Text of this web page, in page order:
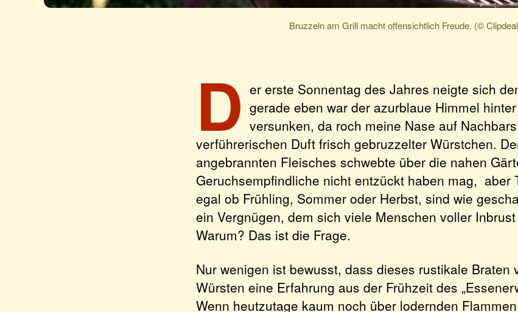
Bruzzeln am Grill macht offensichtlich Freude. (©
D er erste Sonnentag des Jahres neigte sich
gerade eben war der azurblaue Himmel
versunken, da roch meine Nase auf
verführerischen Duft frisch gebruzzelter Würstchen.
angebrannten Fleisches schwebte über die nahen
Geruchsempfindliche nicht entzückt haben mag, aber
egal ob Frühling, Sommer oder Herbst, sind wie
ein Vergnügen, dem sich viele Menschen voller
Warum? Das ist die Frage.
Nur wenigen ist bewusst, dass dieses rustikale Braten
Würsten eine Erfahrung aus der Frühzeit des
Wenn heutzutage kaum noch über lodernden